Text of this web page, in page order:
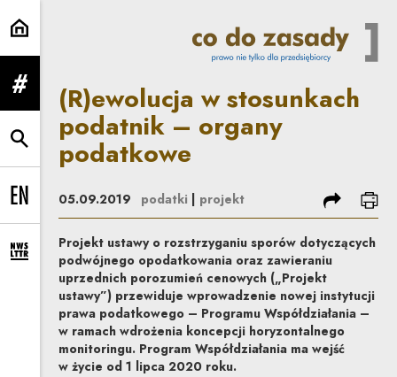
(R)ewolucja w stosunkach
rozwiń menu
rozwiń wyszukiwarkę
Change language to EN
rozwiń formularz zapisu na newsletter
(R)ewolucja w stosunkach
podatnik – organy
podatkowe
05.09.2019 podatki projekt podziel się
Projekt ustawy o rozstrzyganiu sporów dotyczących
podwójnego opodatkowania oraz zawieraniu
uprzednich porozumień cenowych („Projekt
ustawy”) przewiduje wprowadzenie nowej instytucji
prawa podatkowego – Programu Współdziałania –
w ramach wdrożenia koncepcji horyzontalnego
monitoringu. Program Współdziałania ma wejść
w życie od 1 lipca 2020 roku.